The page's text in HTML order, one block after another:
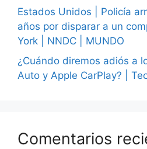
Estados Unidos | Policía
años por disparar a un
York | NNDC | MUNDO
¿Cuándo diremos adiós a
Auto y Apple CarPlay? |
Comentarios